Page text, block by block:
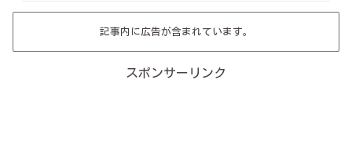
記事内に広告が含まれています。
スポンサーリンク